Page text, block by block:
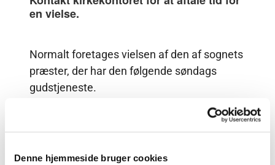
Denne hjemmeside bruger cookies
en vielse.
Normalt foretages vielsen af den af sognets
præster, der har den følgende søndags
gudstjeneste.
Vielserne ligger som hovedregel lørdage kl.
For at blive viet i folkekirken skal mindst en